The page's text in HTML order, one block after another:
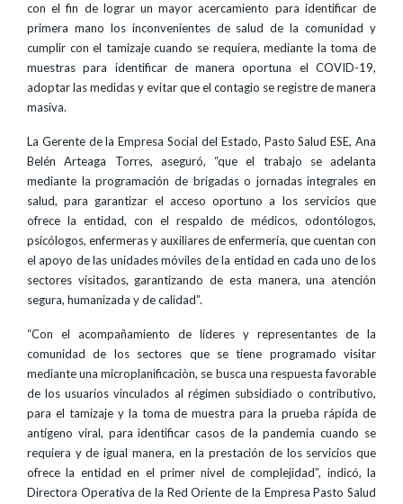
con el fin de lograr un mayor acercamiento para identificar de
primera mano los inconvenientes de salud de la comunidad y
cumplir con el tamizaje cuando se requiera, mediante la toma de
muestras para identificar de manera oportuna el COVID-19,
adoptar las medidas y evitar que el contagio se registre de manera
masiva.
La Gerente de la Empresa Social del Estado, Pasto Salud ESE, Ana
Belén Arteaga Torres, aseguró, “que el trabajo se adelanta
mediante la programación de brigadas o jornadas integrales en
salud, para garantizar el acceso oportuno a los servicios que
ofrece la entidad, con el respaldo de médicos, odontólogos,
psicólogos, enfermeras y auxiliares de enfermería, que cuentan con
el apoyo de las unidades móviles de la entidad en cada uno de los
sectores visitados, garantizando de esta manera, una atención
segura, humanizada y de calidad”.
“Con el acompañamiento de líderes y representantes de la
comunidad de los sectores que se tiene programado visitar
mediante una microplanificaciòn, se busca una respuesta favorable
de los usuarios vinculados al régimen subsidiado o contributivo,
para el tamizaje y la toma de muestra para la prueba rápida de
antígeno viral, para identificar casos de la pandemia cuando se
requiera y de igual manera, en la prestación de los servicios que
ofrece la entidad en el primer nivel de complejidad”, indicó, la
Directora Operativa de la Red Oriente de la Empresa Pasto Salud